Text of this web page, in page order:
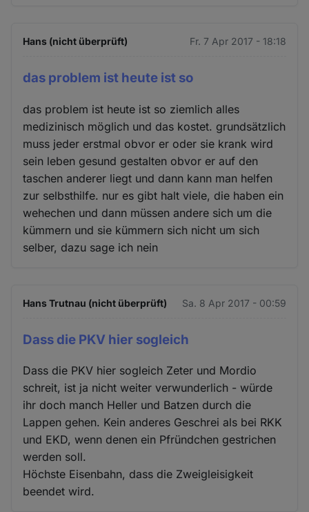
Hans (nicht überprüft) Fr. 7 Apr 2017 - 18:18
das problem ist heute ist so
das problem ist heute ist so ziemlich alles
medizinisch möglich und das kostet. grundsätzlich
muss jeder erstmal obvor er oder sie krank wird
sein leben gesund gestalten obvor er auf den
taschen anderer liegt und dann kann man helfen
zur selbsthilfe. nur es gibt halt viele, die haben ein
wehechen und dann müssen andere sich um die
kümmern und sie kümmern sich nicht um sich
selber, dazu sage ich nein
Hans Trutnau (nicht überprüft) Sa. 8 Apr 2017 - 00:59
Dass die PKV hier sogleich
Dass die PKV hier sogleich Zeter und Mordio
schreit, ist ja nicht weiter verwunderlich - würde
ihr doch manch Heller und Batzen durch die
Lappen gehen. Kein anderes Geschrei als bei RKK
und EKD, wenn denen ein Pfründchen gestrichen
werden soll.
Höchste Eisenbahn, dass die Zweigleisigkeit
beendet wird.